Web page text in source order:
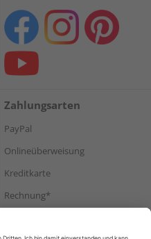
Zahlungsarten
PayPal
Onlineüberweisung
Kreditkarte
Rechnung*